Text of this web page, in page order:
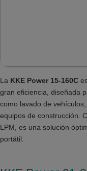
La KKE Power 15-160C
gran eficiencia, diseñada
como lavado de
equipos de construcción.
LPM, es una solución
portátil.